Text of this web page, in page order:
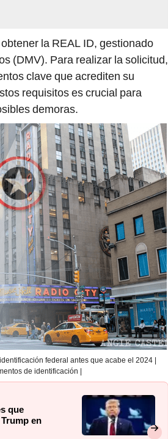
la REAL ID, gestionado
(DMV). Para realizar la solicitud,
clave que acrediten su
requisitos es crucial para
demoras.
federal antes que acabe el 2024 |
de identificación |
que
en